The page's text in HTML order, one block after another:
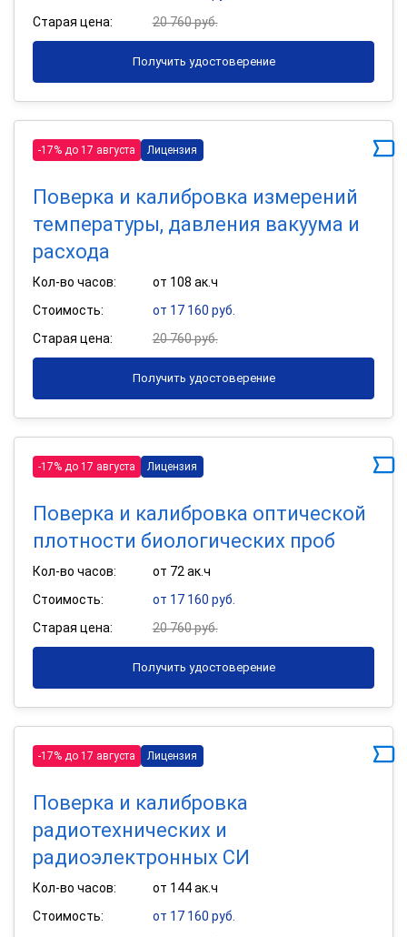
Старая цена:
20 760 руб.
Получить удостоверение
-17% до 17 августа Лицензия
Поверка и калибровка измерений
температуры, давления вакуума и
расхода
Кол-во часов:
от 108 ак.ч
Стоимость:
от 17 160 руб.
Старая цена:
20 760 руб.
Получить удостоверение
-17% до 17 августа Лицензия
Поверка и калибровка оптической
плотности биологических проб
Кол-во часов:
от 72 ак.ч
Стоимость:
от 17 160 руб.
Старая цена:
20 760 руб.
Получить удостоверение
-17% до 17 августа Лицензия
Поверка и калибровка
радиотехнических и
радиоэлектронных СИ
Кол-во часов:
от 144 ак.ч
Стоимость:
от 17 160 руб.